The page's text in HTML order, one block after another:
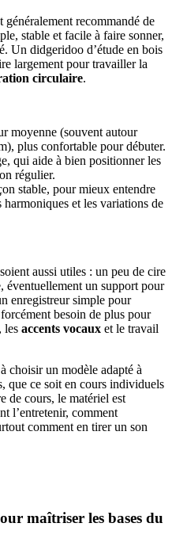
généralement recommandé de
stable et facile à faire sonner,
Un didgeridoo d’étude en bois
largement pour travailler la
circulaire.
moyenne (souvent autour
plus confortable pour débuter.
qui aide à bien positionner les
régulier.
stable, pour mieux entendre
et les variations de
aussi utiles : un peu de cire
éventuellement un support pour
enregistreur simple pour
besoin de plus pour
, les accents vocaux et le travail
choisir un modèle adapté à
que ce soit en cours individuels
de cours, le matériel est
l’entretenir, comment
comment en tirer un son
maîtriser les bases du